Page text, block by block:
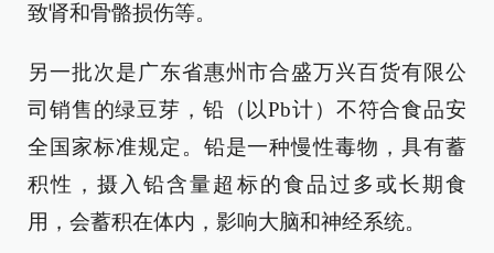
致肾和骨骼损伤等。
另一批次是广东省惠州市合盛万兴百货有限公
司销售的绿豆芽，铅（以Pb计）不符合食品安
全国家标准规定。铅是一种慢性毒物，具有蓄
积性，摄入铅含量超标的食品过多或长期食
用，会蓄积在体内，影响大脑和神经系统。